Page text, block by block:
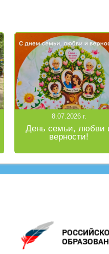
8.07.2026 г.
День семьи, любви
верности!